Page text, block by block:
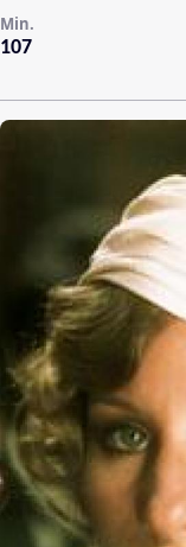
107
Min.